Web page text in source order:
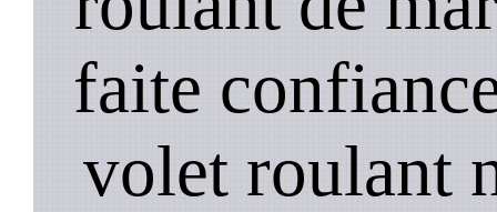
faite
volet roulant